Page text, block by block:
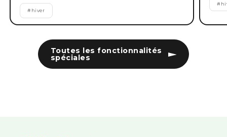
Toutes les fonctionnalités
spéciales
# hiver
#